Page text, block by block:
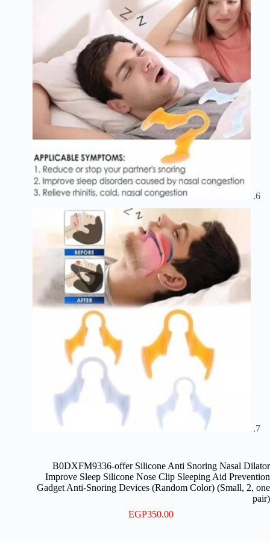
B0DXFM9336-offer Silicone Anti Snoring Nasal Dilator
Improve Sleep Silicone Nose Clip Sleeping Aid Prevention
Gadget Anti-Snoring Devices (Random Color) (Small, 2, one
pair)
EGP350.00